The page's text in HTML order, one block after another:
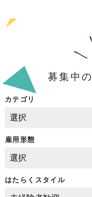
募集中
カテゴリ
雇用形態
はたらくスタイル